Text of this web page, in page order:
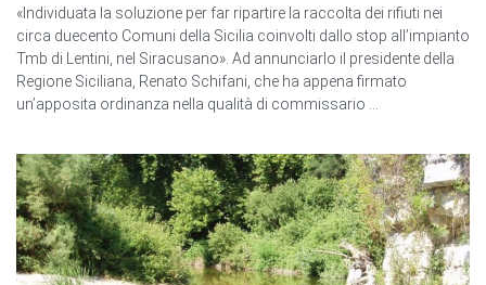
«Individuata la soluzione per far ripartire la raccolta dei rifiuti nei
circa duecento Comuni della Sicilia coinvolti dallo stop all’impianto
Tmb di Lentini, nel Siracusano». Ad annunciarlo il presidente della
Regione Siciliana, Renato Schifani, che ha appena firmato
un’apposita ordinanza nella qualità di commissario ...